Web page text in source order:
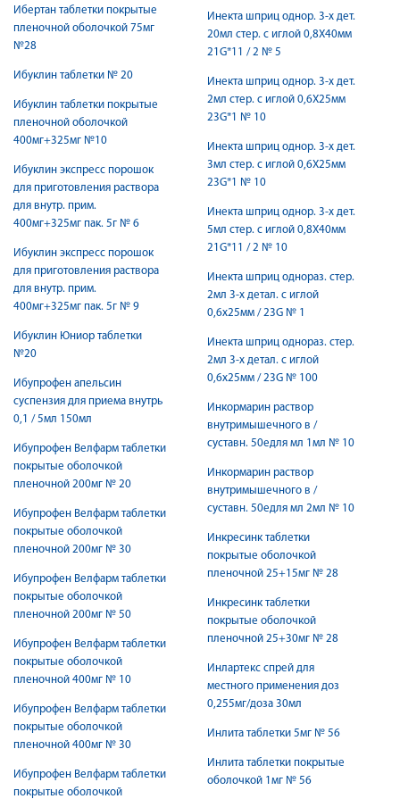
Ибертан таблетки покрытые
пленочной оболочкой 75мг
№28
Ибуклин таблетки № 20
Ибуклин таблетки покрытые
пленочной оболочкой
400мг+325мг №10
Ибуклин экспресс порошок
для приготовления раствора
для внутр. прим.
400мг+325мг пак. 5г № 6
Ибуклин экспресс порошок
для приготовления раствора
для внутр. прим.
400мг+325мг пак. 5г № 9
Ибуклин Юниор таблетки
№20
Ибупрофен апельсин
суспензия для приема внутрь
0,1 / 5мл 150мл
Ибупрофен Велфарм таблетки
покрытые оболочкой
пленочной 200мг № 20
Ибупрофен Велфарм таблетки
покрытые оболочкой
пленочной 200мг № 30
Ибупрофен Велфарм таблетки
покрытые оболочкой
пленочной 200мг № 50
Ибупрофен Велфарм таблетки
покрытые оболочкой
пленочной 400мг № 10
Ибупрофен Велфарм таблетки
покрытые оболочкой
пленочной 400мг № 30
Ибупрофен Велфарм таблетки
покрытые оболочкой
Инекта шприц однор. 3-х дет.
20мл стер. с иглой 0,8Х40мм
21G*11 / 2 № 5
Инекта шприц однор. 3-х дет.
2мл стер. с иглой 0,6Х25мм
23G*1 № 10
Инекта шприц однор. 3-х дет.
3мл стер. с иглой 0,6Х25мм
23G*1 № 10
Инекта шприц однор. 3-х дет.
5мл стер. с иглой 0,8Х40мм
21G*11 / 2 № 10
Инекта шприц однораз. стер.
2мл 3-х детал. с иглой
0,6х25мм / 23G № 1
Инекта шприц однораз. стер.
2мл 3-х детал. с иглой
0,6х25мм / 23G № 100
Инкормарин раствор
внутримышечного в /
суставн. 50едля мл 1мл № 10
Инкормарин раствор
внутримышечного в /
суставн. 50едля мл 2мл № 10
Инкресинк таблетки
покрытые оболочкой
пленочной 25+15мг № 28
Инкресинк таблетки
покрытые оболочкой
пленочной 25+30мг № 28
Инлартекс спрей для
местного применения доз
0,255мг/доза 30мл
Инлита таблетки 5мг № 56
Инлита таблетки покрытые
оболочкой 1мг № 56